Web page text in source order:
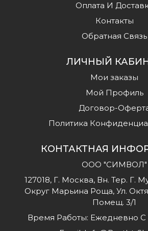
Оплата И
Контакты
Обратная Связь
ЛИЧНЫЙ
Мои заказы
Мой Профиль
Договор-
Политика
КОНТАКТНАЯ
ООО "СИМВОЛ"
127018, Г. Москва, Вн. Тер. Г.
Округ Марьина Роща, Ул.
Помещ. 3/1
Время Работы: Ежедневно С